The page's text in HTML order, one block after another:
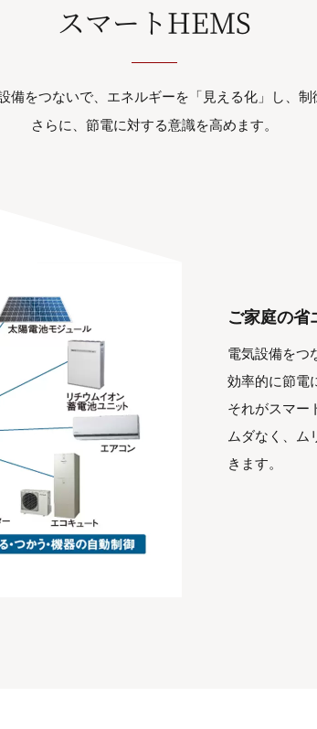
スマートHEMS
備をつないで、エネルギーを「見える化」し、制
さらに、節電に対する意識を高めます。
ご家庭の省
電気設備をつ
効率的に節電
それがスマー
ムダなく、ム
きます。